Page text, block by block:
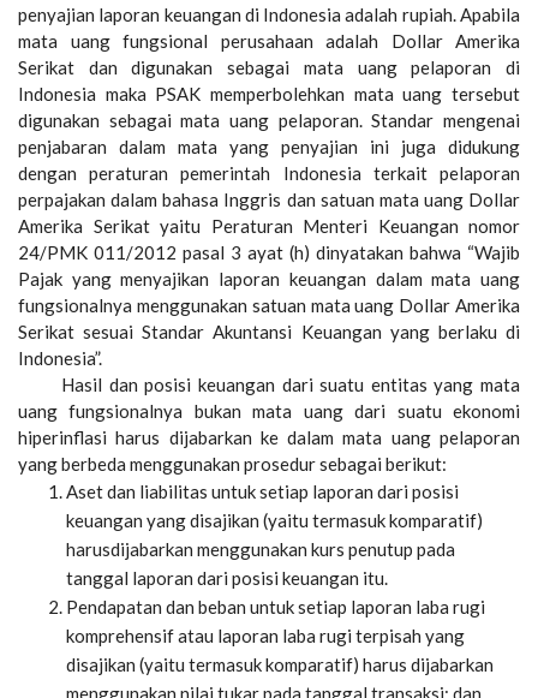
penyajian laporan keuangan di Indonesia adalah rupiah. Apabila
mata uang fungsional perusahaan adalah Dollar Amerika
Serikat dan digunakan sebagai mata uang pelaporan di
Indonesia maka PSAK memperbolehkan mata uang tersebut
digunakan sebagai mata uang pelaporan. Standar mengenai
penjabaran dalam mata yang penyajian ini juga didukung
dengan peraturan pemerintah Indonesia terkait pelaporan
perpajakan dalam bahasa Inggris dan satuan mata uang Dollar
Amerika Serikat yaitu Peraturan Menteri Keuangan nomor
24/PMK 011/2012 pasal 3 ayat (h) dinyatakan bahwa “Wajib
Pajak yang menyajikan laporan keuangan dalam mata uang
fungsionalnya menggunakan satuan mata uang Dollar Amerika
Serikat sesuai Standar Akuntansi Keuangan yang berlaku di
Indonesia”.
Hasil dan posisi keuangan dari suatu entitas yang mata
uang fungsionalnya bukan mata uang dari suatu ekonomi
hiperinflasi harus dijabarkan ke dalam mata uang pelaporan
yang berbeda menggunakan prosedur sebagai berikut:
Aset dan liabilitas untuk setiap laporan dari posisi
keuangan yang disajikan (yaitu termasuk komparatif)
harusdijabarkan menggunakan kurs penutup pada
tanggal laporan dari posisi keuangan itu.
Pendapatan dan beban untuk setiap laporan laba rugi
komprehensif atau laporan laba rugi terpisah yang
disajikan (yaitu termasuk komparatif) harus dijabarkan
menggunakan nilai tukar pada tanggal transaksi; dan